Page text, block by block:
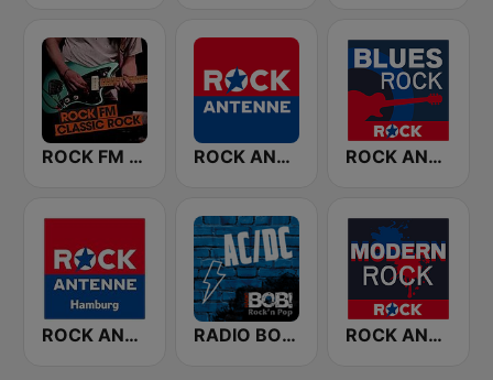
ROCK FM CLASSIC ROCK ROCK ANTENNE ROCK ANTENNE Blues Rock
ROCK ANTENNE Hamburg RADIO BOB! ACDC ROCK ANTENNE Modern Rock